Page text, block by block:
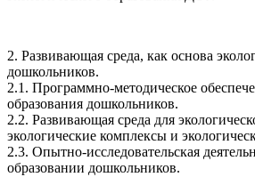
2. Развивающая среда, как основа
дошкольников.
2.1. Программно-методическое
образования дошкольников.
2.2. Развивающая среда для
экологические комплексы и
2.3. Опытно-исследовательская
образовании дошкольников.